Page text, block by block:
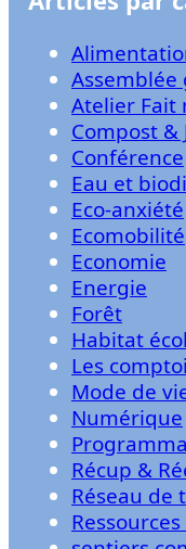
Assemblée
Atelier Fait
Compost &
Conférence
Eau et
Eco-anxiété
Ecomobilité
Economie
Energie
Forêt
Habitat
Les
Mode de
Numérique
Récup &
Réseau de